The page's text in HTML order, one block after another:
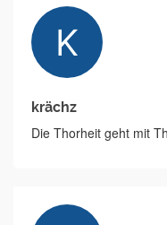
krächz
Die Thorheit geht mit